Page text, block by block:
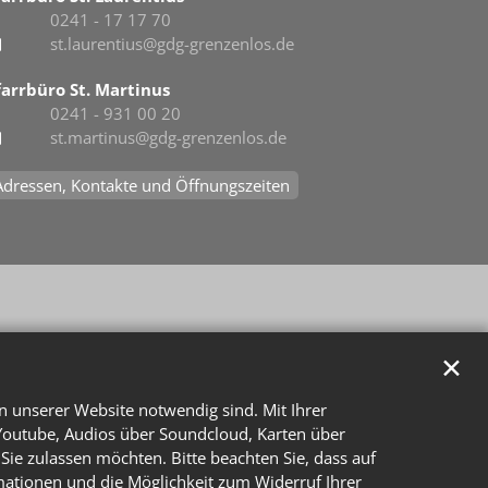
unserer Website notwendig sind. Mit Ihrer
Audios über Soundcloud, Karten über
zulassen möchten. Bitte beachten Sie, dass auf
und die Möglichkeit zum Widerruf Ihrer
✕
0241 - 17 17 70
st.laurentius@gdg-grenzenlos.de
St. Martinus
0241 - 931 00 20
st.martinus@gdg-grenzenlos.de
Kontakte und Öffnungszeiten